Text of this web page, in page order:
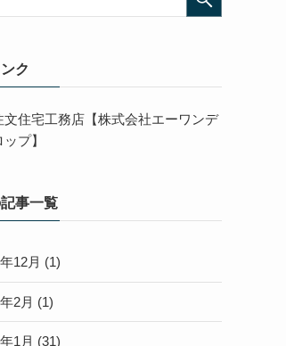
ク
文住宅工務店【株式会社エーワンデ
プ】
事一覧
12月 (1)
2月 (1)
1月 (31)